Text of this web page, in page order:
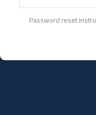
Password reset